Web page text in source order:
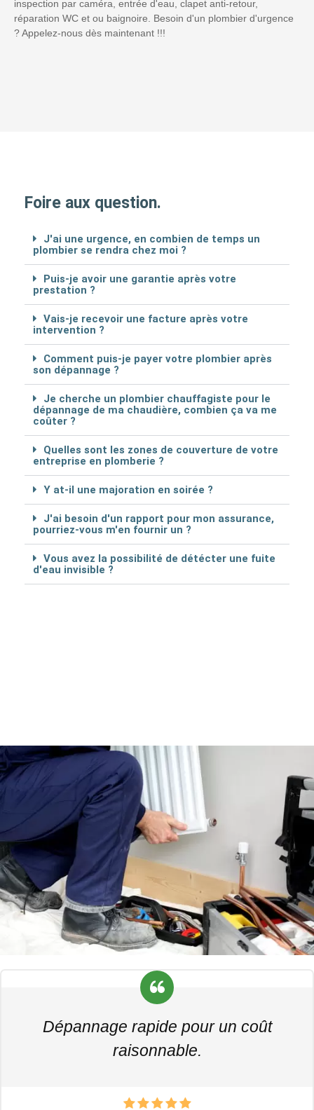
inspection par caméra, entrée d'eau, clapet anti-retour,
réparation WC et ou baignoire. Besoin d'un plombier d'urgence
? Appelez-nous dès maintenant !!!
Foire aux question.
J'ai une urgence, en combien de temps un
plombier se rendra chez moi ?
Puis-je avoir une garantie après votre
prestation ?
Vais-je recevoir une facture après votre
intervention ?
Comment puis-je payer votre plombier après
son dépannage ?
Je cherche un plombier chauffagiste pour le
dépannage de ma chaudière, combien ça va me
coûter ?
Quelles sont les zones de couverture de votre
entreprise en plomberie ?
Y at-il une majoration en soirée ?
J'ai besoin d'un rapport pour mon assurance,
pourriez-vous m'en fournir un ?
Vous avez la possibilité de détécter une fuite
d'eau invisible ?
Dépannage rapide pour un coût
raisonnable.